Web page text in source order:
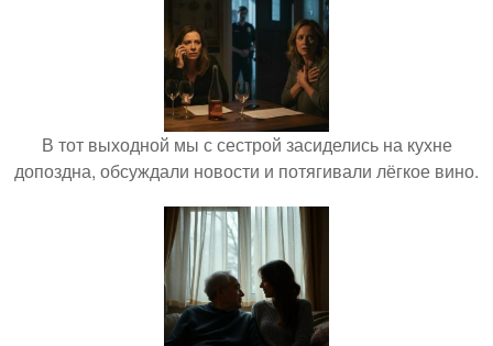
В тот выходной мы с сестрой засиделись на кухне
допоздна, обсуждали новости и потягивали лёгкое вино.